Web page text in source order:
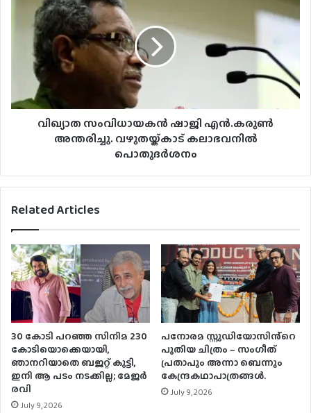
വിഖ്യാത സംവിധായകന്‍ ഷാജി എന്‍.കരുണ്‍
അന്തരിച്ചു. വഴുതയ്ക്കാട് കലാഭവനിൽ
പൊതുദർശനം
Related Articles
30 കോടി പറഞ്ഞ സിനിമ 230
കോടിയൊക്കെയായി,
ഞാനറിയാതെ ബജറ്റ് കൂട്ടി,
ഇനി ആ പടം നടക്കില്ല; മേജർ
രവി
July 9, 2026
പനോരമ സ്റ്റുഡിയോസിൻ്റെ
പുതിയ ചിത്രം – സംഗീത്
പ്രതാപും അന്നാ ബെന്നും
കേന്ദ്രകഥാപാത്രങ്ങൾ.
July 9, 2026